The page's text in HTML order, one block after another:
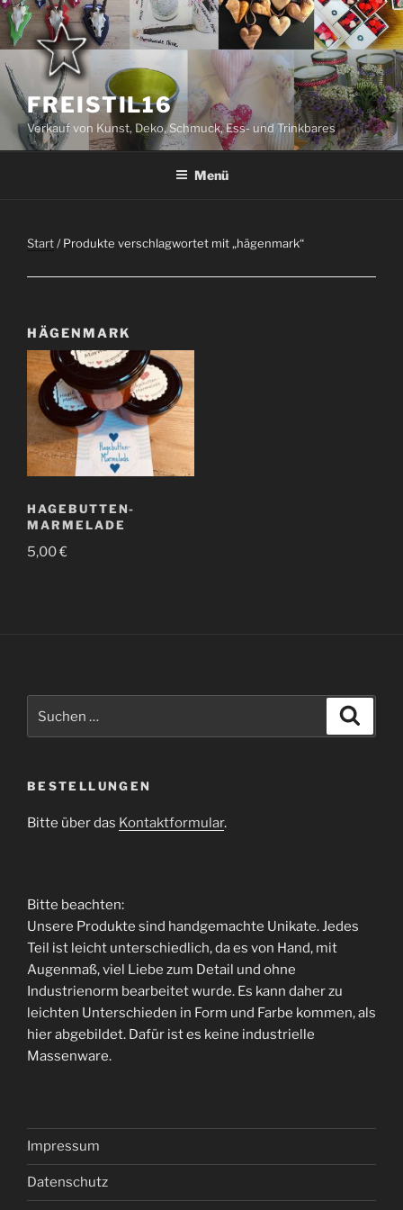
Zum
Inhalt
springen
FREISTIL16
Verkauf von Kunst, Deko, Schmuck, Ess- und Trinkbares
Menü
Start/ Produkte verschlagwortet mit „hägenmark“
HÄGENMARK
HAGEBUTTEN-
MARMELADE
5,00€
BESTELLUNGEN
Bitte über das Kontaktformular.
Bitte beachten:
Unsere Produkte sind handgemachte Unikate. Jedes
Teil ist leicht unterschiedlich, da es von Hand, mit
Augenmaß, viel Liebe zum Detail und ohne
Industrienorm bearbeitet wurde. Es kann daher zu
leichten Unterschieden in Form und Farbe kommen, als
hier abgebildet. Dafür ist es keine industrielle
Massenware.
Impressum
Datenschutz